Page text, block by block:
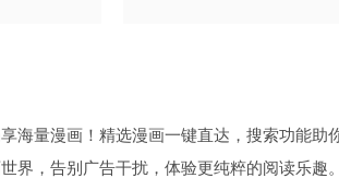
海量漫画！精选漫画一键直达，搜索功能
界，告别广告干扰，体验更纯粹的阅读乐趣。